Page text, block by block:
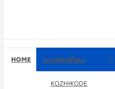
HOME പ്രാദേശികം
KOZHIKODE